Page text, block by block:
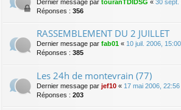
Dernier message par touranTDIDSG « 30 sept.
Réponses : 356
RASSEMBLEMENT DU 2 JUILLET
Dernier message par fab01 « 10 juil. 2006, 15:00
Réponses : 385
Les 24h de montevrain (77)
Dernier message par jef10 « 17 mai 2006, 22:56
Réponses : 203